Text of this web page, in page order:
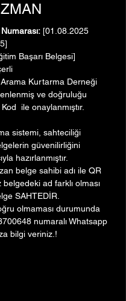
[01.08.2025
Başarı Belgesi]
Kurtarma Derneği
ve doğruluğu
Kod  ile onaylanmıştır.
sistemi, sahteciliği
güvenilirliğini
hazırlanmıştır.
belge sahibi adı ile QR
belgedeki ad farklı olması
SAHTEDİR.
olmaması durumunda
numaralı Whatsapp
bilgi veriniz.!